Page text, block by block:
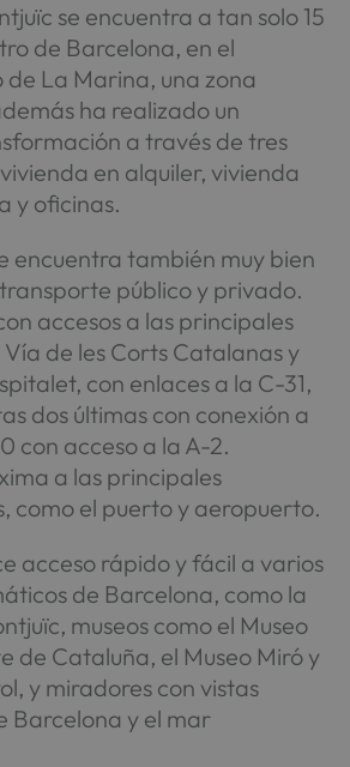
se encuentra a tan solo 15
de Barcelona, en el
La Marina, una zona
ha realizado un
a través de tres
en alquiler, vivienda
y oficinas.
encuentra también muy bien
público y privado.
accesos a las principales
de les Corts Catalanas y
con enlaces a la C-31,
dos últimas con conexión a
con acceso a la A-2.
a las principales
como el puerto y aeropuerto.
acceso rápido y fácil a varios
de Barcelona, como la
museos como el Museo
de Cataluña, el Museo Miró y
y miradores con vistas
Barcelona y el mar